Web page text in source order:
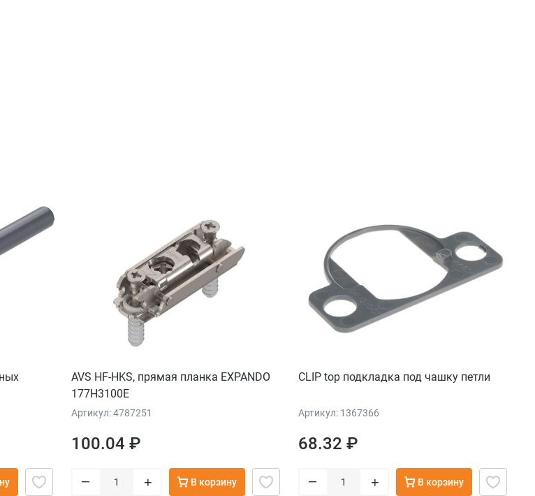
AVS HF-HKS, прямая планка EXPANDO
177H3100E
Артикул: 4787251
100.04 ₽
– + В корзину
CLIP top подкладка под чашку петли
Артикул: 1367366
68.32 ₽
– + В корзину